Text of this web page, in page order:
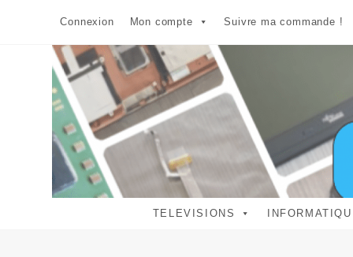
Connexion Mon compte Suivre ma commande !
TELEVISIONS